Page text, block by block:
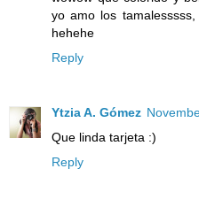
yo amo los
hehehe
Reply
Ytzia A. Gómez
Que linda tarjeta :)
Reply